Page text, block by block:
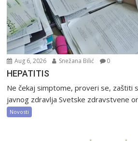
Aug 6, 2026 Snežana Bilić 0
HEPATITIS
Ne čekaj simptome, proveri se, zaštiti
javnog zdravlja Svetske zdravstvene
Novosti